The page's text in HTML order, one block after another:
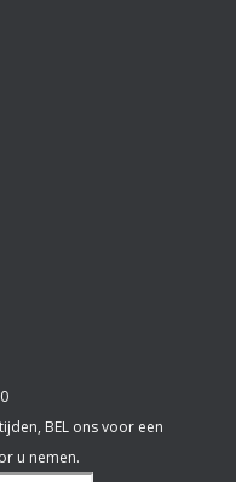
BEL ons voor een
u nemen.